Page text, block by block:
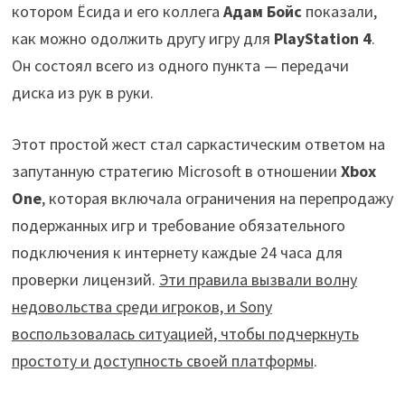
котором Ёсида и его коллега Адам Бойс показали,
как можно одолжить другу игру для PlayStation 4.
Он состоял всего из одного пункта — передачи
диска из рук в руки.
Этот простой жест стал саркастическим ответом на
запутанную стратегию Microsoft в отношении Xbox
One, которая включала ограничения на перепродажу
подержанных игр и требование обязательного
подключения к интернету каждые 24 часа для
проверки лицензий. Эти правила вызвали волну
недовольства среди игроков, и Sony
воспользовалась ситуацией, чтобы подчеркнуть
простоту и доступность своей платформы.